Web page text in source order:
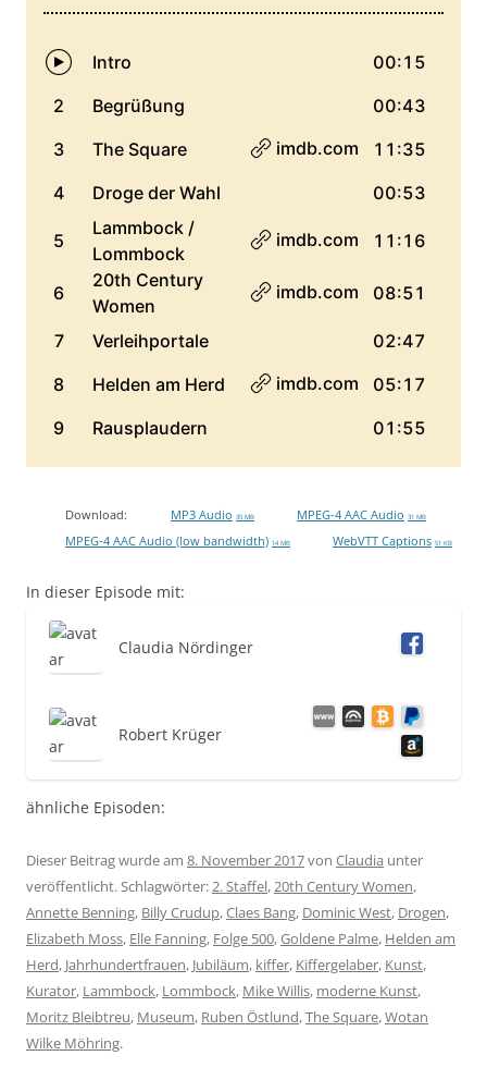
Download: MP3 Audio 35 MB MPEG-4 AAC Audio 31 MB
MPEG-4 AAC Audio (low bandwidth) 14 MB WebVTT Captions 51 KB
In dieser Episode mit:
Claudia Nördinger
Robert Krüger
ähnliche Episoden:
Dieser Beitrag wurde am 8. November 2017von Claudia unter
veröffentlicht. Schlagwörter: 2. Staffel, 20th Century Women,
Annette Benning, Billy Crudup,Claes Bang, Dominic West, Drogen,
Elizabeth Moss, Elle Fanning, Folge 500,Goldene Palme, Helden am
Herd, Jahrhundertfrauen, Jubiläum, kiffer, Kiffergelaber, Kunst,
Kurator, Lammbock, Lommbock, Mike Willis, moderne Kunst,
Moritz Bleibtreu, Museum, Ruben Östlund,The Square,Wotan
Wilke Möhring.